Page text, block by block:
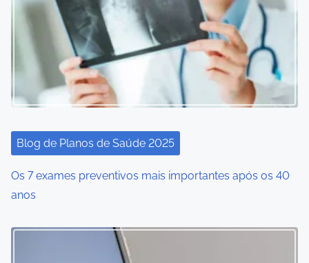
Blog de Planos de Saúde 2025
Os 7 exames preventivos mais importantes após os 40
anos